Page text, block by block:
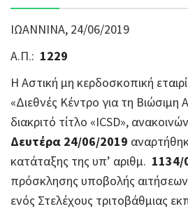
ΙΩΑΝΝΙΝΑ, 24/06/2019
Α.Π.: 1229
Η Αστική μη κερδοσκοπική
«Διεθνές Κέντρο για τη Βιώσιμη
διακριτό τίτλο «ICSD»,
Δευτέρα 24/06/2019
κατάταξης της υπ’ αριθμ. 1134/
πρόσκλησης υποβολής
ενός Στελέχους τριτοβάθμιας